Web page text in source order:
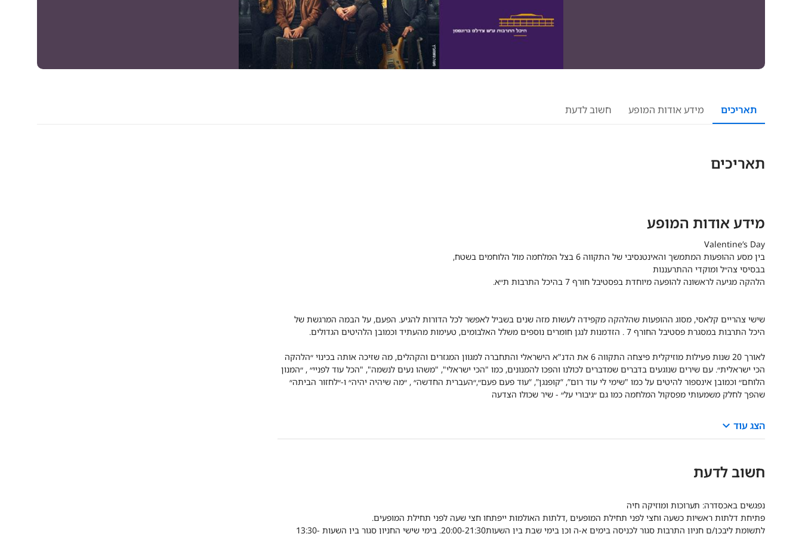
תאריכים מידע אודות המופע חשוב לדעת
תאריכים
מידע אודות המופע
Valentine’s Day
בין מסע ההופעות המתמשך והאינטנסיבי של התקווה 6 בצל המלחמה מול הלוחמים בשטח,
בבסיסי צה״ל ומוקדי ההתרעננות
הלהקה מגיעה לראשונה להופעה מיוחדת בפסטיבל חורף 7 בהיכל התרבות ת״א.
שישי צהריים קלאסי, מסוג ההופעות שהלהקה מקפידה לעשות מזה שנים בשביל לאפשר לכל הדורות להגיע. הפעם, על הבמה המרגשת של
היכל התרבות במסגרת פסטיבל החורף 7 . הזדמנות לנגן חומרים נוספים משלל האלבומים, טעימות מהעתיד וכמובן הלהיטים הגדולים.
לאורך 20 שנות פעילות מוזיקלית פיצחה התקווה 6 את הדנ"א הישראלי והתחברה למגוון המגזרים והקהלים, מה שזיכה אותה בכינוי ״הלהקה
הכי ישראלית״. עם שירים שנוגעים בדברים שמדברים לכולנו והפכו להמנונים, כמו "הכי ישראלי", "משהו נעים לנשמה", "הכל עוד לפניי״ , ״המנון
הלוחם״ וכמובן אינספור להיטים על כמו "שימי לי עוד רום”, “קופנגן”, “עוד פעם פעם״,״העברית החדשה״ , ״מה שיהיה יהיה״ ו-״לחזור הביתה״
שהפך לחלק משמעותי מפסקול המלחמה כמו גם ״גיבורי על״ - שיר שכולו הצדעה
הצג עוד keyboard_arrow_down
חשוב לדעת
נפגשים באכסדרה: תערוכות ומוזיקה חיה
פתיחת דלתות ראשיות כשעה וחצי לפני תחילת המופעים ,דלתות האולמות ייפתחו חצי שעה לפני תחילת המופעים.
לתשומת ליבכן/ם חניון התרבות סגור לכניסה בימים א-ה וכן בימי שבת בין השעות20:00-21:30. בימי שישי החניון סגור בין השעות 13:30-